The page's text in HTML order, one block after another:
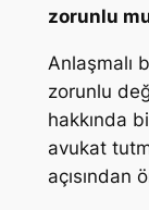
zorunlu
Anlaşmalı
zorunlu
hakkında
avukat
açısından